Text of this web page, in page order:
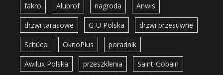
fakro Aluprof nagroda Anwis
drzwi tarasowe G-U Polska drzwi przesuwne
Schüco OknoPlus poradnik
Awilux Polska przeszklenia Saint-Gobain